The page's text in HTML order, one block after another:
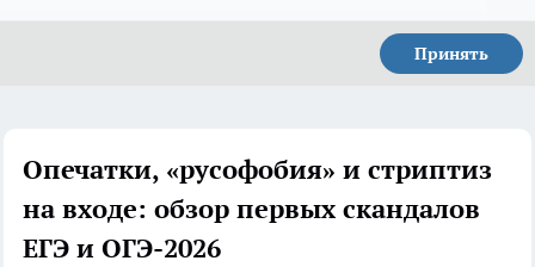
Принять
Опечатки, «русофобия» и стриптиз
на входе: обзор первых скандалов
ЕГЭ и ОГЭ-2026